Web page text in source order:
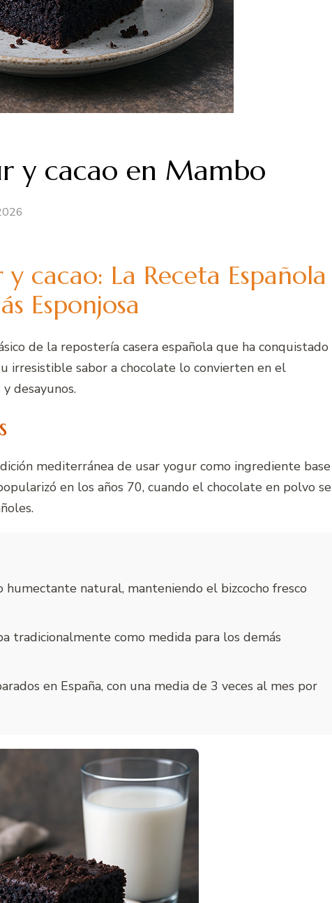
y cacao en Mambo
cacao: La Receta Española
Esponjosa
de la repostería casera española que ha conquistado
irresistible sabor a chocolate lo convierten en el
desayunos.
mediterránea de usar yogur como ingrediente base
en los años 70, cuando el chocolate en polvo se
humectante natural, manteniendo el bizcocho fresco
tradicionalmente como medida para los demás
en España, con una media de 3 veces al mes por